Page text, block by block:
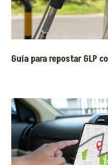
Guía para repostar GLP